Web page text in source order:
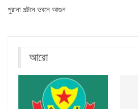
পুরানা পল্টনে ভবনে আগুন
আরো